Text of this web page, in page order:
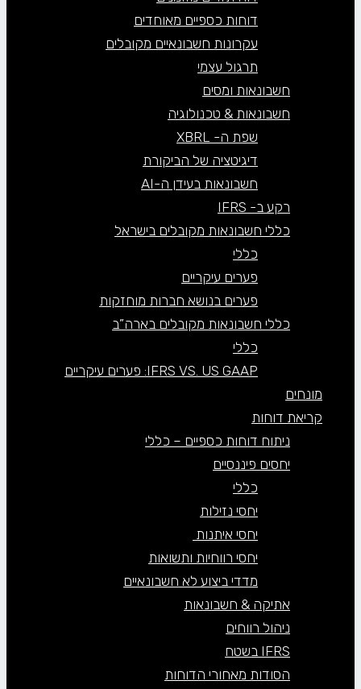
דוחות כספיים מאוחדים
עקרונות חשבונאיים מקובלים
תרגול עצמי
חשבונאות ומסים
חשבונאות & טכנולוגיה
שפת ה- XBRL
דיגיטציה של הביקורת
חשבונאות בעידן ה-AI
רקע ב- IFRS
כללי חשבונאות מקובלים בישראל
כללי
פערים עיקריים
פערים בנושא חברות מוחזקות
כללי חשבונאות מקובלים בארה”ב
כללי
IFRS VS. US GAAP: פערים עיקריים
מונחים
קריאת דוחות
ניתוח דוחות כספיים – כללי
יחסים פיננסיים
כללי
יחסי נזילות
יחסי איתנות
יחסי רווחיות ותשואות
מדדי ביצוע לא חשבונאיים
אתיקה & חשבונאות
ניהול רווחים
IFRS בשטח
הסודות מאחורי הדוחות